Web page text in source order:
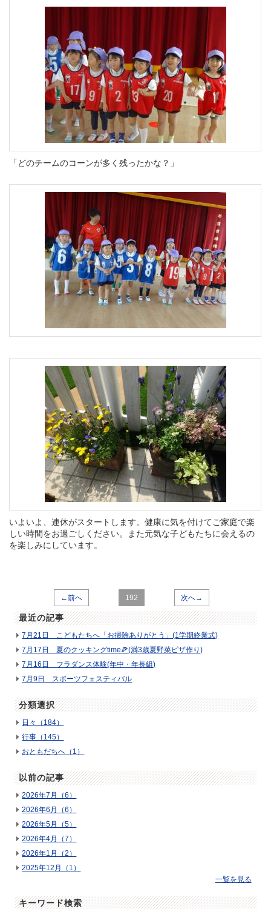
「どのチームのコーンが多く残ったかな？」
いよいよ、連休がスタートします。健康に気を付けてご家庭で楽
しい時間をお過ごしください。また元気な子どもたちに会えるの
を楽しみにしています。
←前へ 192 次へ→
最近の記事
7月21日 こどもたちへ「お掃除ありがとう」(1学期終業式)
7月17日 夏のクッキングtime🍕(満3歳夏野菜ピザ作り)
7月16日 フラダンス体験(年中・年長組)
7月9日 スポーツフェスティバル
分類選択
日々（184）
行事（145）
おともだちへ（1）
以前の記事
2026年7月（6）
2026年6月（6）
2026年5月（5）
2026年4月（7）
2026年1月（2）
2025年12月（1）
一覧を見る
キーワード検索